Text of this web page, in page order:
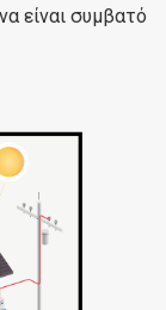
είναι συμβατό